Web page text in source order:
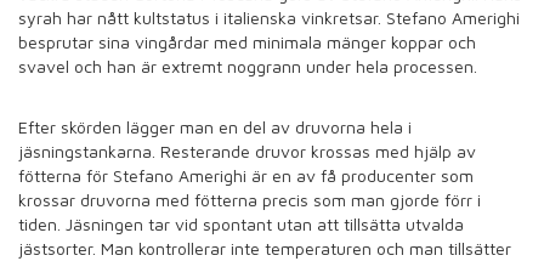
syrah har nått kultstatus i italienska vinkretsar. Stefano Amerighi
besprutar sina vingårdar med minimala mänger koppar och
svavel och han är extremt noggrann under hela processen.
Efter skörden lägger man en del av druvorna hela i
jäsningstankarna. Resterande druvor krossas med hjälp av
fötterna för Stefano Amerighi är en av få producenter som
krossar druvorna med fötterna precis som man gjorde förr i
tiden. Jäsningen tar vid spontant utan att tillsätta utvalda
jästsorter. Man kontrollerar inte temperaturen och man tillsätter